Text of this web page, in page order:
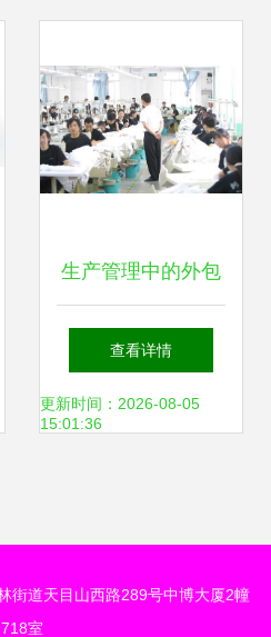
务平台”认证
生产管理中的外包
策略 以永凯软件技
术与上海软件开发
查看详情
更新时间：2026-08-05
15:01:36
街道天目山西路289号中博大厦2幢
718室